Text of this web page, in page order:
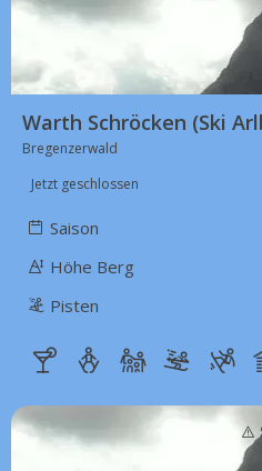
Warth Schröcken (Ski
Bregenzerwald
Jetzt geschlossen
Saison
Höhe Berg
Pisten